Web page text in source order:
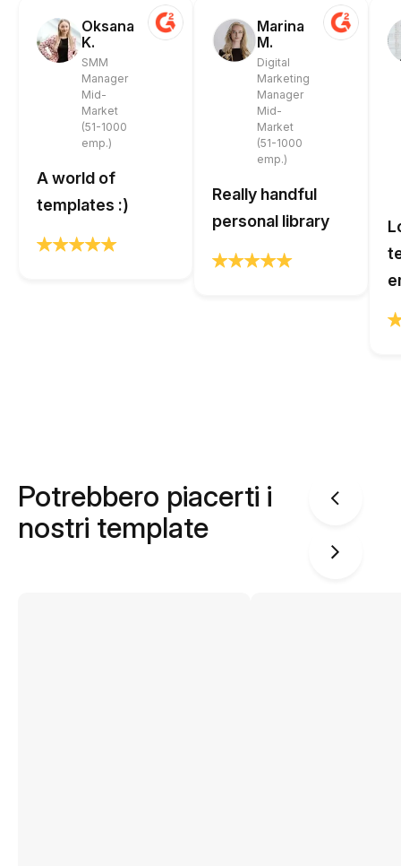
Oksana
K.
SMM
Manager
Mid-
Market
(51-1000
emp.)
A world of
templates :)
Marina
M.
Digital
Marketing
Manager
Mid-
Market
(51-1000
emp.)
Really handful
personal library
Potrebbero piacerti i
nostri template